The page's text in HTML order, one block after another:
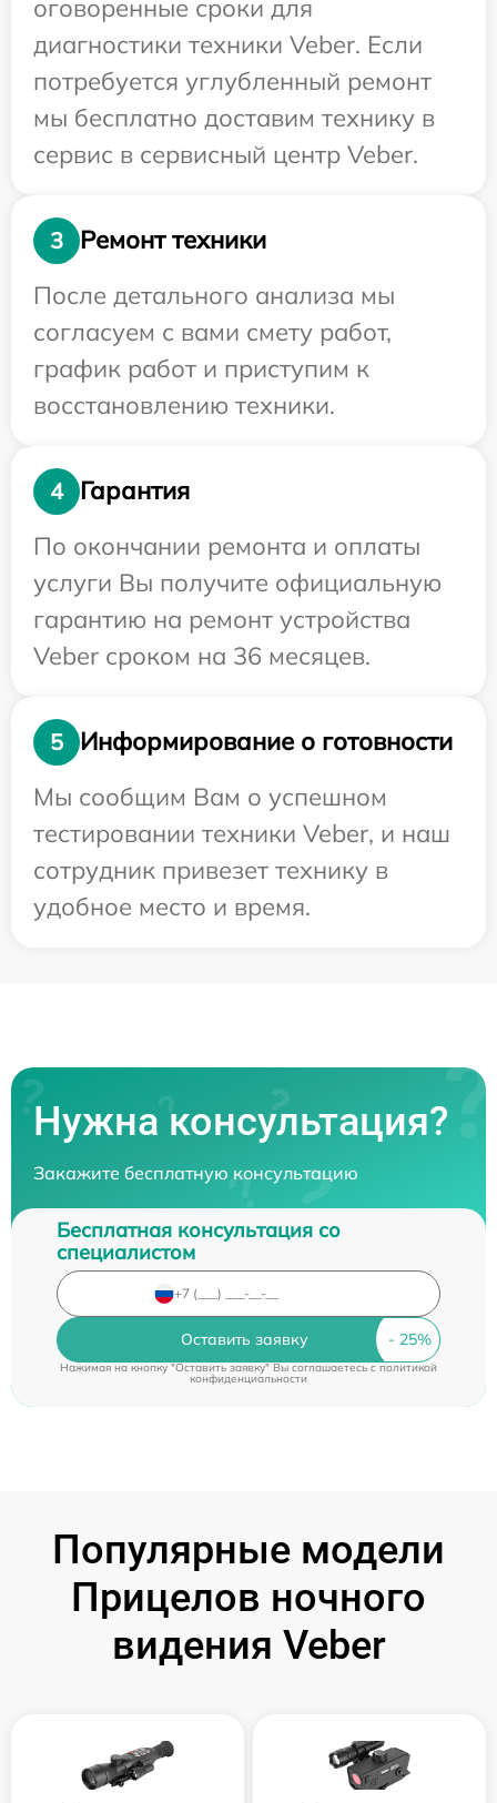
оговоренные сроки для
диагностики техники Veber. Если
потребуется углубленный ремонт
мы бесплатно доставим технику в
сервис в сервисный центр Veber.
3
Ремонт техники
После детального анализа мы
согласуем с вами смету работ,
график работ и приступим к
восстановлению техники.
4
Гарантия
По окончании ремонта и оплаты
услуги Вы получите официальную
гарантию на ремонт устройства
Veber сроком на 36 месяцев.
5
Информирование о готовности
Мы сообщим Вам о успешном
тестировании техники Veber, и наш
сотрудник привезет технику в
удобное место и время.
Нужна консультация?
Закажите бесплатную консультацию
Бесплатная консультация со
специалистом
Оставить заявку
Нажимая на кнопку "Оставить заявку" Вы соглашаетесь cполитикой
конфиденциальности
Популярные модели
Прицелов ночного
видения Veber